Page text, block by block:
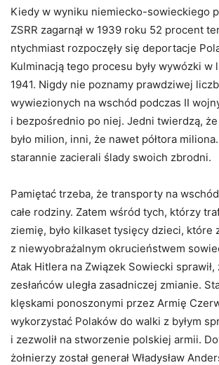
Kiedy w wyniku niemiecko-sowieckiego
ZSRR zagarnął w 1939 roku 52 procent
ntychmiast rozpoczęły się deportacje
Kulminacją tego procesu były wywózki w
1941. Nigdy nie poznamy prawdziwej
wywiezionych na wschód podczas II
i bezpośrednio po niej. Jedni twierdzą,
było milion, inni, że nawet półtora
starannie zacierali ślady swoich zbrodni.
Pamiętać trzeba, że transporty na
całe rodziny. Zatem wśród tych, którzy
ziemię, było kilkaset tysięcy dzieci, które
z niewyobrażalnym okrucieństwem
Atak Hitlera na Związek Sowiecki sprawił,
zesłańców uległa zasadniczej zmianie.
klęskami ponoszonymi przez Armię
wykorzystać Polaków do walki z byłym
i zezwolił na stworzenie polskiej armii.
żołnierzy został generał Władysław